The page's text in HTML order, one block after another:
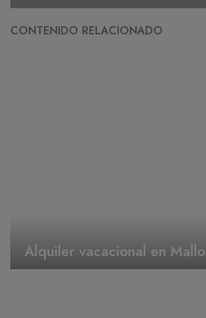
CONTENIDO RELACIONADO